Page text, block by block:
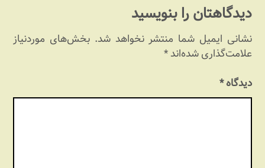
دیدگاهتان را بنویسید
نشانی ایمیل شما منتشر نخواهد شد. بخش‌های موردنیاز
علامت‌گذاری شده‌اند*
دیدگاه*